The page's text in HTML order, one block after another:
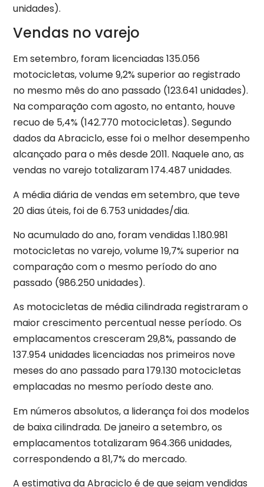
unidades).
Vendas no varejo
Em setembro, foram licenciadas 135.056
motocicletas, volume 9,2% superior ao registrado
no mesmo mês do ano passado (123.641 unidades).
Na comparação com agosto, no entanto, houve
recuo de 5,4% (142.770 motocicletas). Segundo
dados da Abraciclo, esse foi o melhor desempenho
alcançado para o mês desde 2011. Naquele ano, as
vendas no varejo totalizaram 174.487 unidades.
A média diária de vendas em setembro, que teve
20 dias úteis, foi de 6.753 unidades/dia.
No acumulado do ano, foram vendidas 1.180.981
motocicletas no varejo, volume 19,7% superior na
comparação com o mesmo período do ano
passado (986.250 unidades).
As motocicletas de média cilindrada registraram o
maior crescimento percentual nesse período. Os
emplacamentos cresceram 29,8%, passando de
137.954 unidades licenciadas nos primeiros nove
meses do ano passado para 179.130 motocicletas
emplacadas no mesmo período deste ano.
Em números absolutos, a liderança foi dos modelos
de baixa cilindrada. De janeiro a setembro, os
emplacamentos totalizaram 964.366 unidades,
correspondendo a 81,7% do mercado.
A estimativa da Abraciclo é de que sejam vendidas